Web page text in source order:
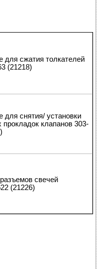
для сжатия толкателей
(21218)
для снятия/ установки
прокладок клапанов 303-
свечей
(21226)